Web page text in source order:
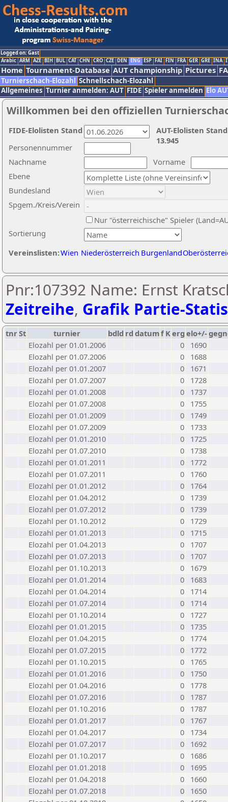
Logged on: Gast
Arabic ARM AZE BIH BUL CAT CHN CRO CZE DEN ENG ESP FAI FIN FRA GER GRE INA
Home Tournament-Database AUT championship Pictures
Turnierschach-Elozahl Schnellschach-Elozahl
Allgemeines Turnier anmelden: AUT FIDE Spieler anmelden Elo
Willkommen bei den offiziellen
Nachname
Vorname
Ebene
Sortierung
Personennummer
Bundesland
Spgem./Kreis/Verein
Nur "österreichische" Spieler
Vereinslisten:Wien Niederösterreich Burgenland
AUT-Elolisten
13.945
FIDE-Elolisten Stand
Pnr:107392 Name: Ernst
Zeitreihe, Grafik Partie-
tnrSt turnier bdld rd datumf Kerg elo+/-
Elozahl per 01.01.2006
0
1690
Elozahl per 01.07.2006
0
1688
Elozahl per 01.01.2007
0
1671
Elozahl per 01.07.2007
0
1728
Elozahl per 01.01.2008
0
1737
Elozahl per 01.07.2008
0
1755
Elozahl per 01.01.2009
0
1749
Elozahl per 01.07.2009
0
1733
Elozahl per 01.01.2010
0
1725
Elozahl per 01.07.2010
0
1738
Elozahl per 01.01.2011
0
1772
Elozahl per 01.07.2011
0
1760
Elozahl per 01.01.2012
0
1764
Elozahl per 01.04.2012
0
1739
Elozahl per 01.07.2012
0
1739
Elozahl per 01.10.2012
0
1729
Elozahl per 01.01.2013
0
1715
Elozahl per 01.04.2013
0
1707
Elozahl per 01.07.2013
0
1707
Elozahl per 01.10.2013
0
1679
Elozahl per 01.01.2014
0
1683
Elozahl per 01.04.2014
0
1714
Elozahl per 01.07.2014
0
1714
Elozahl per 01.10.2014
0
1727
Elozahl per 01.01.2015
0
1735
Elozahl per 01.04.2015
0
1774
Elozahl per 01.07.2015
0
1772
Elozahl per 01.10.2015
0
1765
Elozahl per 01.01.2016
0
1750
Elozahl per 01.04.2016
0
1778
Elozahl per 01.07.2016
0
1787
Elozahl per 01.10.2016
0
1787
Elozahl per 01.01.2017
0
1767
Elozahl per 01.04.2017
0
1734
Elozahl per 01.07.2017
0
1692
Elozahl per 01.10.2017
0
1686
Elozahl per 01.01.2018
0
1695
Elozahl per 01.04.2018
0
1660
Elozahl per 01.07.2018
0
1650